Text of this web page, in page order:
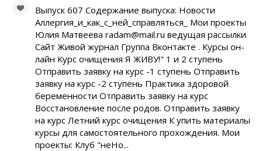
Выпуск 607 Содержание выпуска: Новости
Аллергия_и_как_с_ней_справляться_ Мои проекты
Юлия Матвеева radam@mail.ru ведущая рассылки
Сайт Живой журнал Группа Вконтакте . Курсы он-
лайн Курс очищения Я ЖИВУ!" 1 и 2 ступень
Отправить заявку на курс -1 ступень Отправить
заявку на курс -2 ступень Практика здоровой
беременности Отправить заявку на курс
Восстановление после родов. Отправить заявку
на курс Летний курс очищения К упить материалы
курсы для самостоятельного прохождения. Мои
проекты: Клуб "неНо...